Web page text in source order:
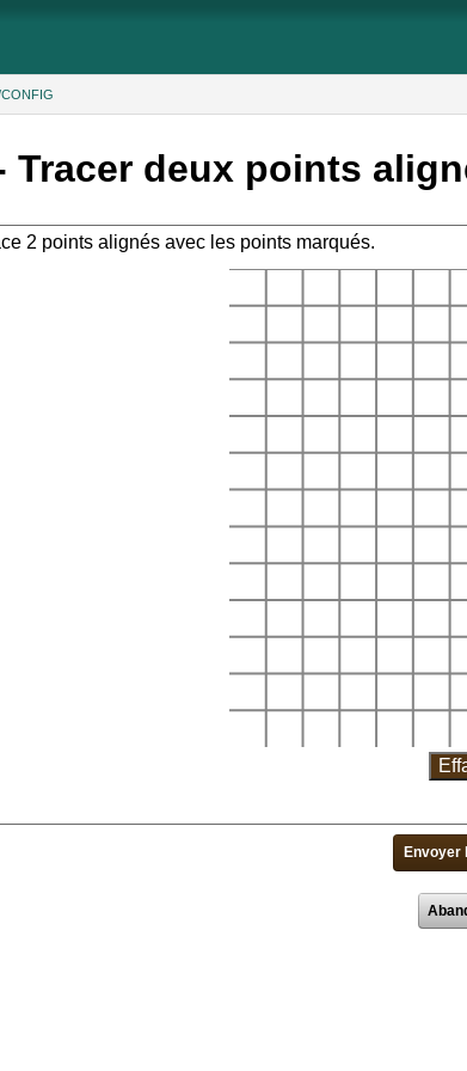
CONFIG
Tracer deux points
2 points alignés avec les points marqués.